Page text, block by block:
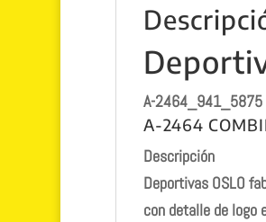
A-2464_941_5875
A-2464
Descripción
Deportivas OSLO
con detalle de logo